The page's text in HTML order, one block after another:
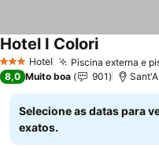
3 EstrelasHotel Piscina externa e
Hotel I Colori
8,0 Muito boa 901
Selecione as datas para
exatos.